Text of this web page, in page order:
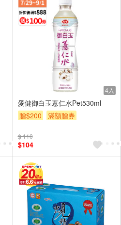
4入
愛健御白玉薏仁水Pet530ml
贈$200
滿額贈券
$ 110
$104